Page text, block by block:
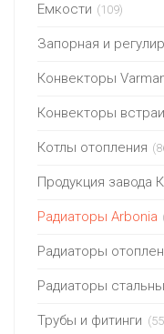
Емкости (109)
Запорная и
Конвекторы
Конвекторы
Котлы отопления
Продукция завода
Радиаторы Arbonia
Радиаторы
Радиаторы
Трубы и фитинги